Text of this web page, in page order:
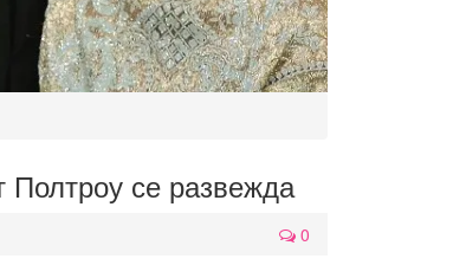
Полтроу се развежда
0